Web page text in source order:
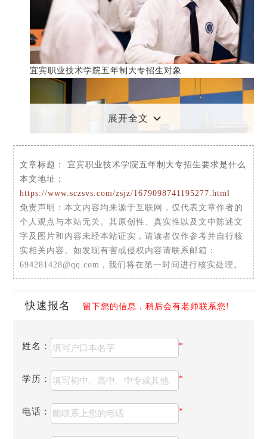
宜宾职业技术学院五年制大专招生对象
2026年初中应届毕业生，参加各市、州组织的中考，并
在当地所在区县招办公布的招生专网上填报我院五年制高职
专科志愿(学校代码：62001;专业及代码：以各市州招办公布
展开全文
文章标题：宜宾职业技术学院五年制大专招生要求是什么
本文地址：
https://www.sczsvs.com/zsjz/1679098741195277.html
免责声明 ：本文内容均来源于互联网，仅代表文章作者的
个人观点与本站无关。其原创性、真实性以及文中陈述文
字及图片和内容未经本站证实，请读者仅作参考并自行核
实相关内容。如发现有害或侵权内容请联系邮箱：
694281428@qq.com，我们将在第一时间进行核实处理。
快速报名 留下您的信息，稍后会有老师联系您!
姓名： *
学历： *
电话： *